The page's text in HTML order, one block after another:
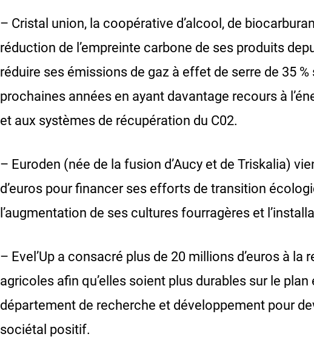
– Cristal union, la coopérative d’alcool, de
réduction de l’empreinte carbone de ses produits
réduire ses émissions de gaz à effet de serre de 35
prochaines années en ayant davantage recours à
et aux systèmes de récupération du C02.
– Euroden (née de la fusion d’Aucy et de Triskalia)
d’euros pour financer ses efforts de transition
l’augmentation de ses cultures fourragères et
– Evel’Up a consacré plus de 20 millions d’euros à
agricoles afin qu’elles soient plus durables sur le
département de recherche et développement pour
sociétal positif.